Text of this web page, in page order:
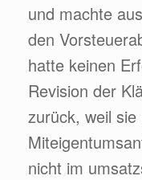
und machte
den
hatte keinen
Revision der
zurück, weil
nicht im